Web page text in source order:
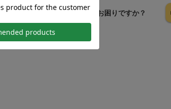
印刷イラストにお困りですか？